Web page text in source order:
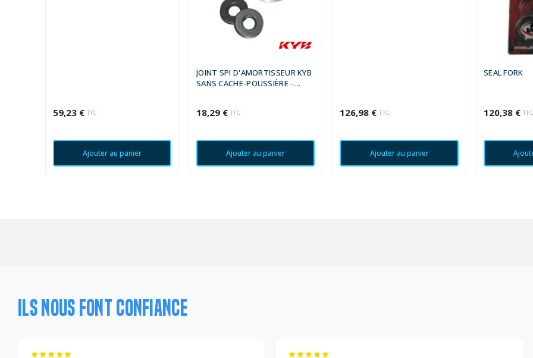
59,23 € TTC
Ajouter au panier
JOINT SPI D'AMORTISSEUR KYB
SANS CACHE-POUSSIÈRE -
18,29 € TTC
Ajouter au panier
126,98 € TTC
Ajouter au panier
SEAL FORK
120,38 € TTC
ILS NOUS FONT CONFIANCE